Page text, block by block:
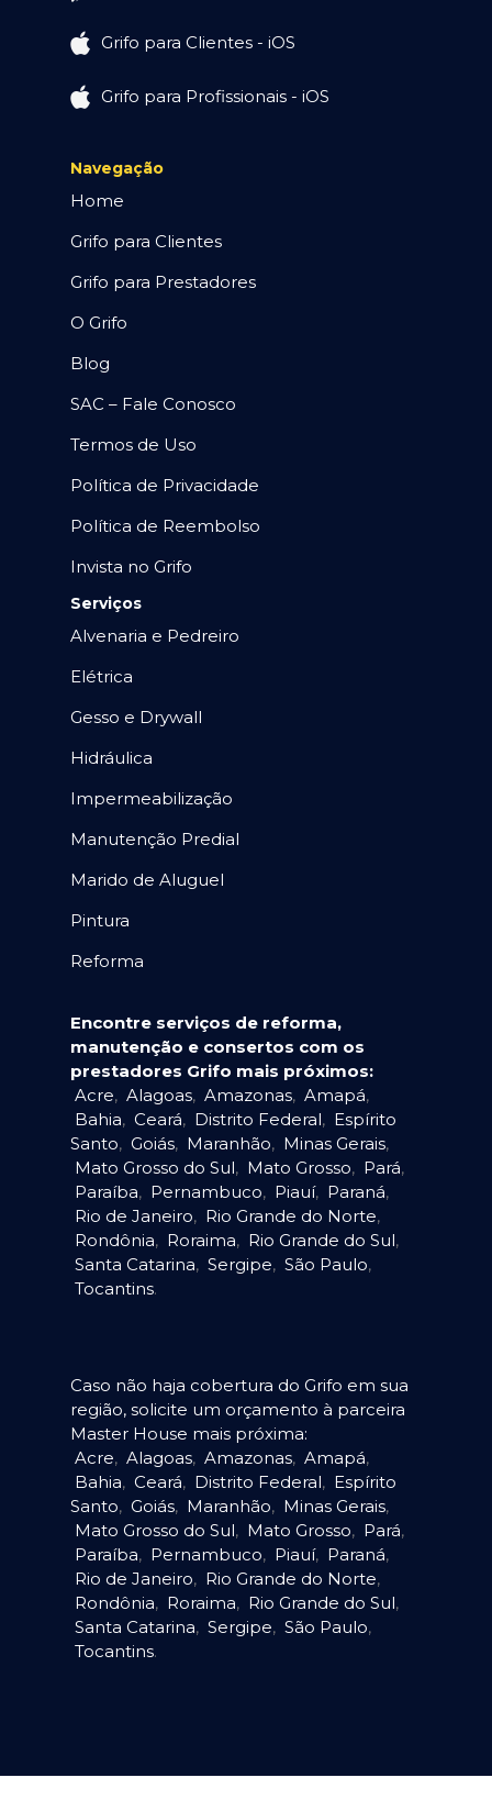
Grifo para Clientes - iOS
Grifo para Profissionais - iOS
Navegação
Home
Grifo para Clientes
Grifo para Prestadores
O Grifo
Blog
SAC – Fale Conosco
Termos de Uso
Política de Privacidade
Política de Reembolso
Invista no Grifo
Serviços
Alvenaria e Pedreiro
Elétrica
Gesso e Drywall
Hidráulica
Impermeabilização
Manutenção Predial
Marido de Aluguel
Pintura
Reforma
Encontre serviços de reforma,
manutenção e consertos com os
prestadores Grifo mais próximos:
Acre, Alagoas, Amazonas, Amapá,
Bahia, Ceará, Distrito Federal, Espírito
Santo, Goiás, Maranhão, Minas Gerais,
Mato Grosso do Sul, Mato Grosso, Pará,
Paraíba, Pernambuco, Piauí, Paraná,
Rio de Janeiro, Rio Grande do Norte,
Rondônia, Roraima, Rio Grande do Sul,
Santa Catarina, Sergipe, São Paulo,
Tocantins.
Caso não haja cobertura do Grifo em sua
região, solicite um orçamento à parceira
Master House mais próxima:
Acre, Alagoas, Amazonas, Amapá,
Bahia, Ceará, Distrito Federal, Espírito
Santo, Goiás, Maranhão, Minas Gerais,
Mato Grosso do Sul, Mato Grosso, Pará,
Paraíba, Pernambuco, Piauí, Paraná,
Rio de Janeiro, Rio Grande do Norte,
Rondônia, Roraima, Rio Grande do Sul,
Santa Catarina, Sergipe, São Paulo,
Tocantins.